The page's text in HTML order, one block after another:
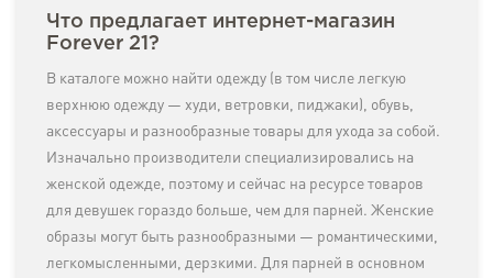
Что предлагает интернет-магазин
Forever 21?
В каталоге можно найти одежду (в том числе легкую
верхнюю одежду — худи, ветровки, пиджаки), обувь,
аксессуары и разнообразные товары для ухода за собой.
Изначально производители специализировались на
женской одежде, поэтому и сейчас на ресурсе товаров
для девушек гораздо больше, чем для парней. Женские
образы могут быть разнообразными — романтическими,
легкомысленными, дерзкими. Для парней в основном